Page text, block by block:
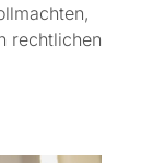
rechtlichen